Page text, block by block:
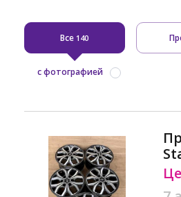
Все 140
с фотографией